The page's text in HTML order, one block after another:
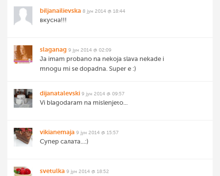
biljanailievska 8 јун 2014 @ 18:44
вкусна!!!
slaganag 9 јун 2014 @ 02:09
Ja imam probano na nekoja slava nekade i
mnogu mi se dopadna. Super e :)
dijanatalevski 9 јун 2014 @ 09:57
Vi blagodaram na mislenjeto...
vikianemaja 9 јун 2014 @ 15:57
Супер салата...:)
svetulka 9 јун 2014 @ 18:52